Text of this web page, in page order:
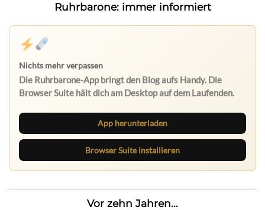
Ruhrbarone: immer informiert
App herunterladen
Browser Suite installieren
Vor zehn Jahren...